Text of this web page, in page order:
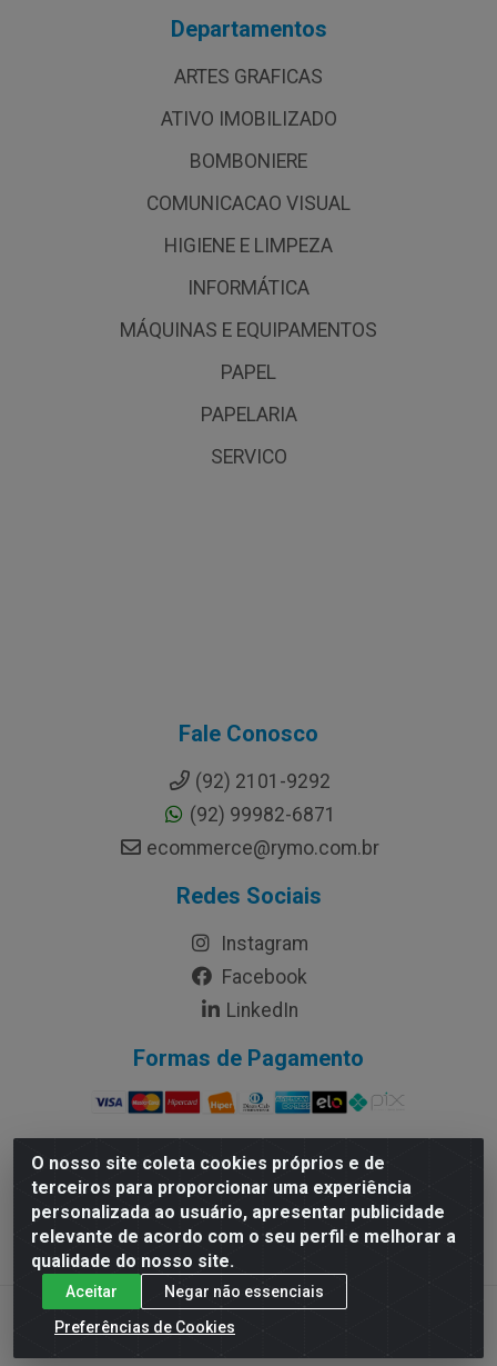
O nosso site coleta cookies próprios e de
terceiros para proporcionar uma experiência
personalizada ao usuário, apresentar publicidade
relevante de acordo com o seu perfil e melhorar a
qualidade do nosso site.
Aceitar
Negar não essenciais
Preferências de Cookies
Departamentos
ARTES GRAFICAS
ATIVO IMOBILIZADO
BOMBONIERE
COMUNICACAO VISUAL
HIGIENE E LIMPEZA
INFORMÁTICA
MÁQUINAS E EQUIPAMENTOS
PAPEL
PAPELARIA
SERVICO
Fale Conosco
(92) 2101-9292
(92) 99982-6871
ecommerce@rymo.com.br
Redes Sociais
Instagram
Facebook
LinkedIn
Formas de Pagamento
Rymo Imagem e Produtos Gráficos da Amazonia LTDA -
Av. Ajuricaba, 379 - Cachoeirinha, Manaus/AM - CEP
69065-110 - CNPJ 14.220.230.0001-70